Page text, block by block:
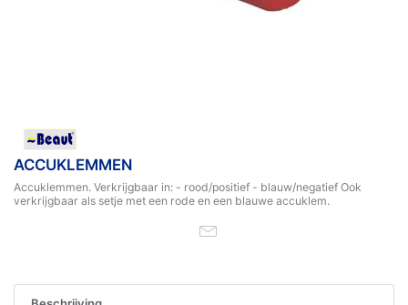
ACCUKLEMMEN
Accuklemmen. Verkrijgbaar in: - rood/positief - blauw/negatief Ook
verkrijgbaar als setje met een rode en een blauwe accuklem.